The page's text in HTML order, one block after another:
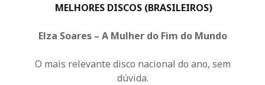
MELHORES DISCOS (BRASILEIROS)
Elza Soares – A Mulher do Fim do Mundo
O mais relevante disco nacional do ano, sem
dúvida.